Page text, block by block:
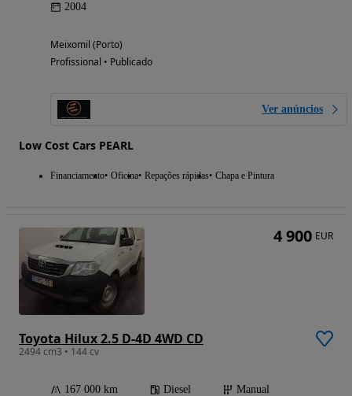
2004
Meixomil (Porto)
Profissional • Publicado
Ver anúncios
Low Cost Cars PEARL
Financiamento Oficina Repações rápidas Chapa e Pintura
Toyota Hilux 2.5 D-4D 4WD CD
2494 cm3 • 144 cv
167 000 km Diesel
Manual
4 900 EUR